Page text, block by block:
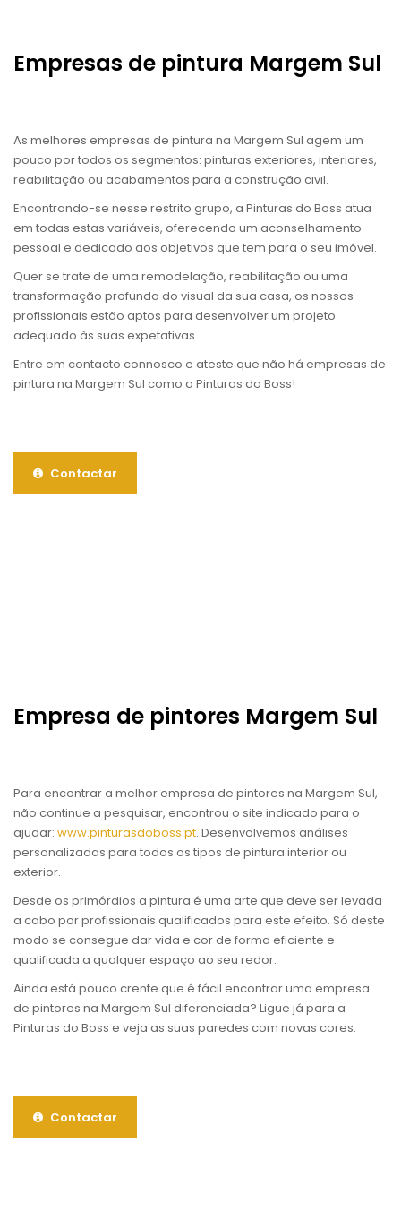
Empresas de pintura Margem Sul
As melhores empresas de pintura na Margem Sul agem um
pouco por todos os segmentos: pinturas exteriores, interiores,
reabilitação ou acabamentos para a construção civil.
Encontrando-se nesse restrito grupo, a Pinturas do Boss atua
em todas estas variáveis, oferecendo um aconselhamento
pessoal e dedicado aos objetivos que tem para o seu imóvel.
Quer se trate de uma remodelação, reabilitação ou uma
transformação profunda do visual da sua casa, os nossos
profissionais estão aptos para desenvolver um projeto
adequado às suas expetativas.
Entre em contacto connosco e ateste que não há empresas de
pintura na Margem Sul como a Pinturas do Boss!
Contactar
Empresa de pintores Margem Sul
Para encontrar a melhor empresa de pintores na Margem Sul,
não continue a pesquisar, encontrou o site indicado para o
ajudar: www.pinturasdoboss.pt. Desenvolvemos análises
personalizadas para todos os tipos de pintura interior ou
exterior.
Desde os primórdios a pintura é uma arte que deve ser levada
a cabo por profissionais qualificados para este efeito. Só deste
modo se consegue dar vida e cor de forma eficiente e
qualificada a qualquer espaço ao seu redor.
Ainda está pouco crente que é fácil encontrar uma empresa
de pintores na Margem Sul diferenciada? Ligue já para a
Pinturas do Boss e veja as suas paredes com novas cores.
Contactar